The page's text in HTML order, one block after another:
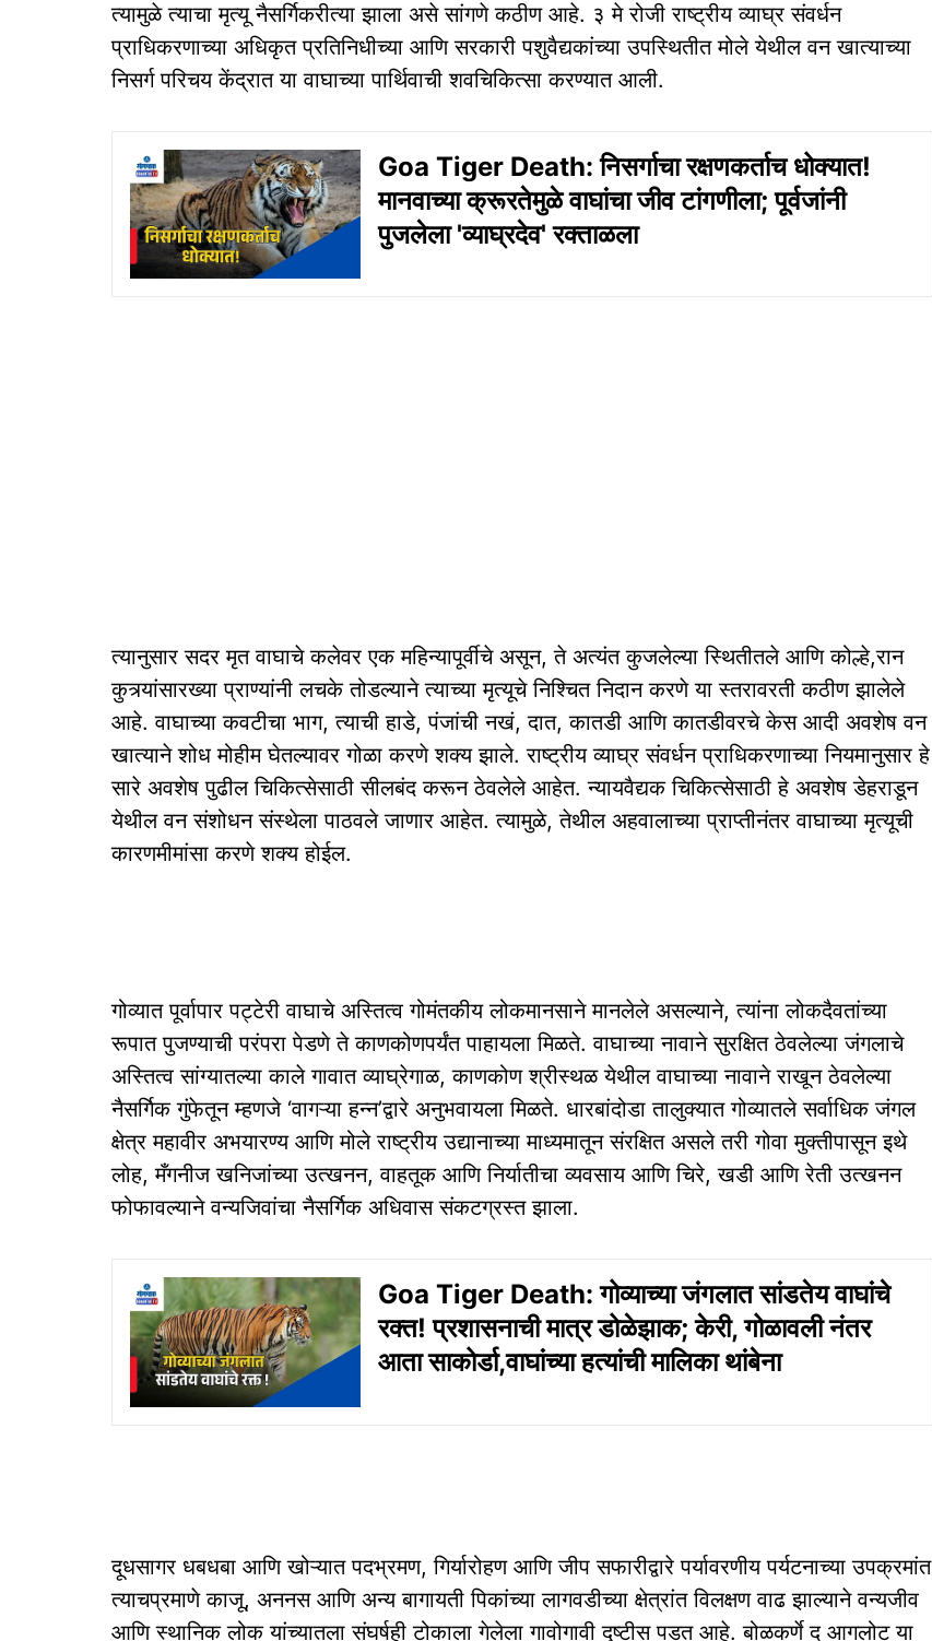
त्यामुळे त्याचा मृत्यू नैसर्गिकरीत्या झाला असे सांगणे कठीण आहे. ३ मे रोजी राष्ट्रीय व्याघ्र संवर्धन
प्राधिकरणाच्या अधिकृत प्रतिनिधीच्या आणि सरकारी पशुवैद्यकांच्या उपस्थितीत मोले येथील वन खात्याच्या
निसर्ग परिचय केंद्रात या वाघाच्या पार्थिवाची शवचिकित्सा करण्यात आली.
Goa Tiger Death: निसर्गाचा रक्षणकर्ताच धोक्यात!
मानवाच्या क्रूरतेमुळे वाघांचा जीव टांगणीला; पूर्वजांनी
पुजलेला 'व्याघ्रदेव' रक्ताळला
त्यानुसार सदर मृत वाघाचे कलेवर एक महिन्यापूर्वीचे असून, ते अत्यंत कुजलेल्या स्थितीतले आणि कोल्हे,रान
कुत्र्यांसारख्या प्राण्यांनी लचके तोडल्याने त्याच्या मृत्यूचे निश्चित निदान करणे या स्तरावरती कठीण झालेले
आहे. वाघाच्या कवटीचा भाग, त्याची हाडे, पंजांची नखं, दात, कातडी आणि कातडीवरचे केस आदी अवशेष वन
खात्याने शोध मोहीम घेतल्यावर गोळा करणे शक्य झाले. राष्ट्रीय व्याघ्र संवर्धन प्राधिकरणाच्या नियमानुसार हे
सारे अवशेष पुढील चिकित्सेसाठी सीलबंद करून ठेवलेले आहेत. न्यायवैद्यक चिकित्सेसाठी हे अवशेष डेहराडून
येथील वन संशोधन संस्थेला पाठवले जाणार आहेत. त्यामुळे, तेथील अहवालाच्या प्राप्तीनंतर वाघाच्या मृत्यूची
कारणमीमांसा करणे शक्य होईल.
गोव्यात पूर्वापार पट्टेरी वाघाचे अस्तित्व गोमंतकीय लोकमानसाने मानलेले असल्याने, त्यांना लोकदैवतांच्या
रूपात पुजण्याची परंपरा पेडणे ते काणकोणपर्यंत पाहायला मिळते. वाघाच्या नावाने सुरक्षित ठेवलेल्या जंगलाचे
अस्तित्व सांग्यातल्या काले गावात व्याघ्रेगाळ, काणकोण श्रीस्थळ येथील वाघाच्या नावाने राखून ठेवलेल्या
नैसर्गिक गुंफेतून म्हणजे ‘वागऱ्या हन्न’द्वारे अनुभवायला मिळते. धारबांदोडा तालुक्यात गोव्यातले सर्वाधिक जंगल
क्षेत्र महावीर अभयारण्य आणि मोले राष्ट्रीय उद्यानाच्या माध्यमातून संरक्षित असले तरी गोवा मुक्तीपासून इथे
लोह, मँगनीज खनिजांच्या उत्खनन, वाहतूक आणि निर्यातीचा व्यवसाय आणि चिरे, खडी आणि रेती उत्खनन
फोफावल्याने वन्यजिवांचा नैसर्गिक अधिवास संकटग्रस्त झाला.
Goa Tiger Death: गोव्याच्या जंगलात सांडतेय वाघांचे
रक्त! प्रशासनाची मात्र डोळेझाक; केरी, गोळावली नंतर
आता साकोर्डा,वाघांच्या हत्यांची मालिका थांबेना
दूधसागर धबधबा आणि खोऱ्यात पदभ्रमण, गिर्यारोहण आणि जीप सफारीद्वारे पर्यावरणीय पर्यटनाच्या उपक्रमांत
त्याचप्रमाणे काजू, अननस आणि अन्य बागायती पिकांच्या लागवडीच्या क्षेत्रांत विलक्षण वाढ झाल्याने वन्यजीव
आणि स्थानिक लोक यांच्यातला संघर्षही टोकाला गेलेला गावोगावी दृष्टीस पडत आहे. बोळकर्णे द आगलोट या